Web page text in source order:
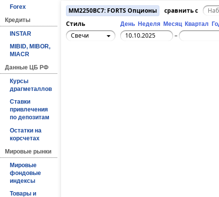
Forex
Кредиты
INSTAR
MIBID, MIBOR,
MIACR
Данные ЦБ РФ
Курсы
драгметаллов
Ставки
привлечения
по депозитам
Остатки на
корсчетах
Мировые рынки
Мировые
фондовые
индексы
Товары и
MM2250BC7: FORTS Опционы
сравнить с
Стиль
День Неделя Месяц Квартал
Свечи –